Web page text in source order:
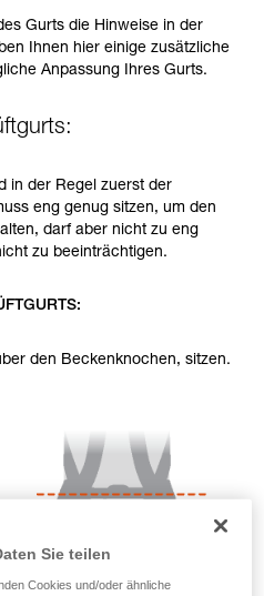
Techniken setzt eine
und ein spezielles
Sie zusammen mit
durchführen.
Möglicherweise gibt es
die hier nicht
Gurts die Hinweise in der
Ihnen hier einige zusätzliche
Anpassung Ihres Gurts.
in der Regel zuerst der
eng genug sitzen, um den
darf aber nicht zu eng
zu beeinträchtigen.
den Beckenknochen, sitzen.
Sie teilen
Cookies und/oder ähnliche